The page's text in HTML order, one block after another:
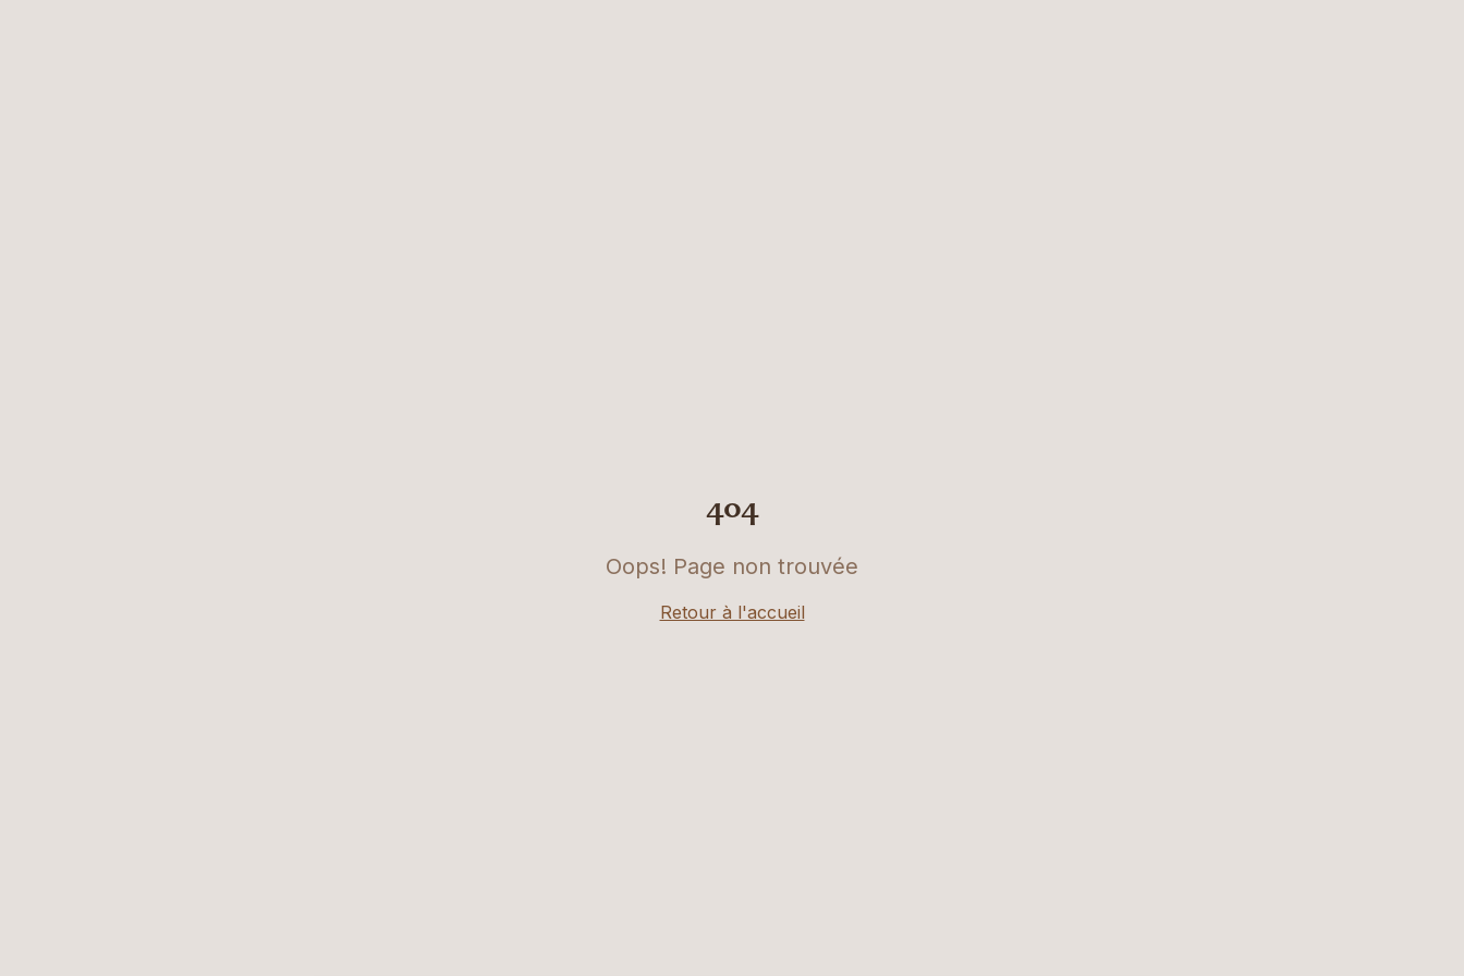
404
Oops! Page non trouvée
Retour à l'accueil